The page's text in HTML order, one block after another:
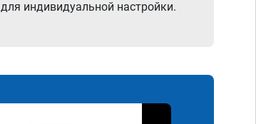
для индивидуальной настройки.